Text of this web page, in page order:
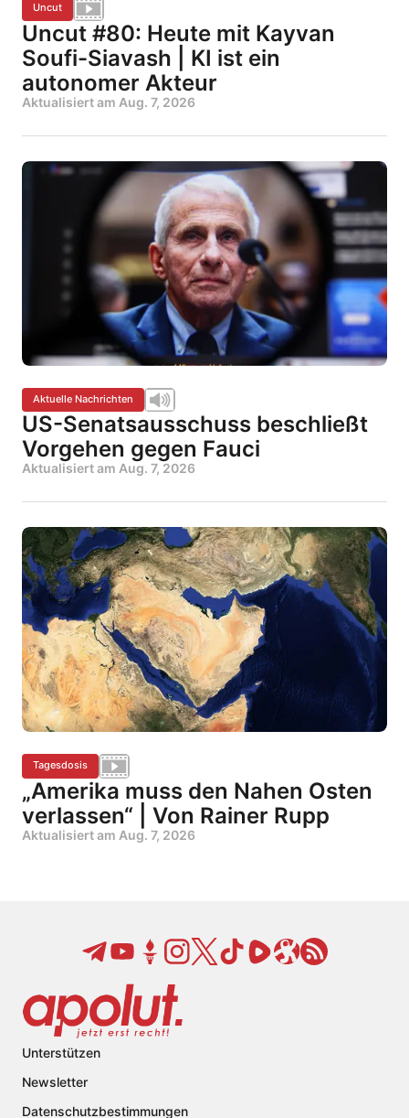
Uncut
Uncut #80: Heute mit Kayvan
Soufi-Siavash | KI ist ein
autonomer Akteur
Aktualisiert am Aug. 7, 2026
Aktuelle Nachrichten
US-Senatsausschuss beschließt
Vorgehen gegen Fauci
Aktualisiert am Aug. 7, 2026
Tagesdosis
„Amerika muss den Nahen Osten
verlassen“ | Von Rainer Rupp
Aktualisiert am Aug. 7, 2026
Unterstützen
Newsletter
Datenschutzbestimmungen